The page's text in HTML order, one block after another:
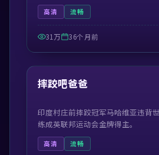
高清 流畅
31万 36个月前
热门
摔跤吧爸爸
印度村庄前摔跤冠军马哈维亚违背
练成英联邦运动会金牌得主。
高清 流畅